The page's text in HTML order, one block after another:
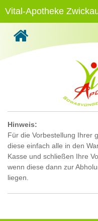
Vital-Apotheke
Hinweis:
Für die Vorbestellung Ihrer
diese einfach alle in den
Kasse und schließen Ihre
wenn diese dann zur
liegen.